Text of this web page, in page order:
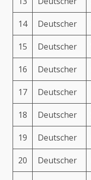
14 Deutscher
15 Deutscher
16 Deutscher
17 Deutscher
18 Deutscher
19 Deutscher
20 Deutscher